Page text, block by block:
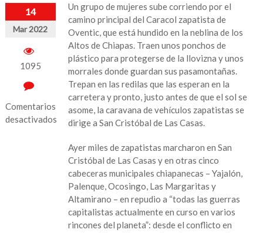
14
Mar 2022
1095
Comentarios
desactivados
Un grupo de mujeres sube corriendo por el
camino principal del Caracol zapatista de
Oventic, que está hundido en la neblina de los
Altos de Chiapas. Traen unos ponchos de
plástico para protegerse de la llovizna y unos
morrales donde guardan sus pasamontañas.
Trepan en las redilas que las esperan en la
carretera y pronto, justo antes de que el sol se
asome, la caravana de vehículos zapatistas se
dirige a San Cristóbal de Las Casas.
Ayer miles de zapatistas marcharon en San
Cristóbal de Las Casas y en otras cinco
cabeceras municipales chiapanecas – Yajalón,
Palenque, Ocosingo, Las Margaritas y
Altamirano – en repudio a “todas las guerras
capitalistas actualmente en curso en varios
rincones del planeta”: desde el conflicto en